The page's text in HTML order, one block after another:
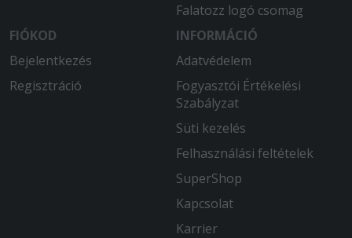
Falatozz logó csomag
FIÓKOD
Bejelentkezés
Regisztráció
INFORMÁCIÓ
Adatvédelem
Fogyasztói Értékelési
Szabályzat
Süti kezelés
Felhasználási feltételek
SuperShop
Kapcsolat
Karrier